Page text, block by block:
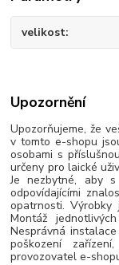
velikost
Upozornění
Upozorňujeme, že
v tomto e-shopu
osobami s
určeny pro laické
Je nezbytné, aby
odpovídajícími
opatrnosti.
Montáž
Nesprávná
poškození
provozovatel e-